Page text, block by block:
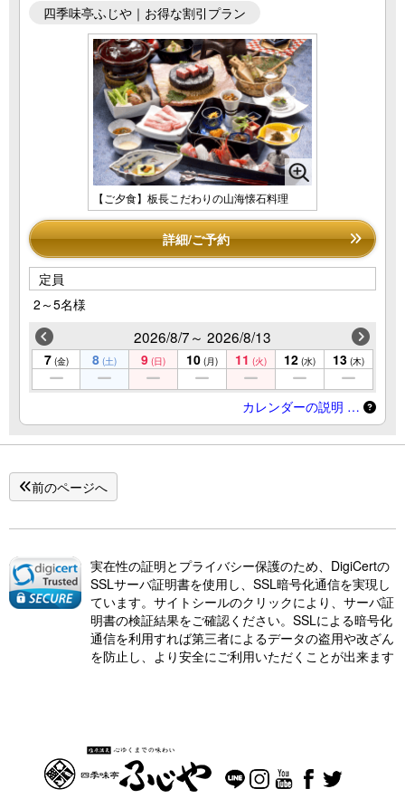
四季味亭ふじや｜お得な割引プラン
【ご夕食】板長こだわりの山海懐石料理
詳細/ご予約
定員
2～5名様
2026/8/7～ 2026/8/13
7 (金) 8 (土) 9 (日) 10 (月) 11 (火) 12 (水) 13 (木)
カレンダーの説明 …
前のページへ
実在性の証明とプライバシー保護のため、DigiCertの
SSLサーバ証明書を使用し、SSL暗号化通信を実現し
ています。サイトシールのクリックにより、サーバ証
明書の検証結果をご確認ください。SSLによる暗号化
通信を利用すれば第三者によるデータの盗用や改ざん
を防止し、より安全にご利用いただくことが出来ます